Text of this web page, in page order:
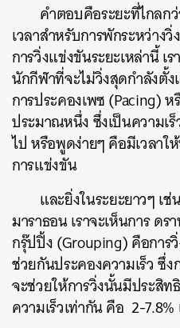
คำตอบคือระยะที่ไกลก
เวลาสำหรับการพักระหว่าง
การวิ่งแข่งขันระยะเหล่านี้ เ
นักกีฬาที่จะไม่วิ่งสุดกำลังตั้
การประคองเพซ (Pacing) ห
ประมาณหนึ่ง ซึ่งเป็นความเ
ไป หรือพูดง่ายๆ คือมีเวลา
การแข่งขัน
และยิ่งในระยะยาวๆ เ
มาราธอน เราจะเห็นการ ด
กรุ๊ปปิ้ง (Grouping) คือกา
ช่วยกันประคองความเร็ว ซึ่
จะช่วยให้การวิ่งนั้นมีประสิท
ความเร็วเท่ากัน คือ 2-7.8%